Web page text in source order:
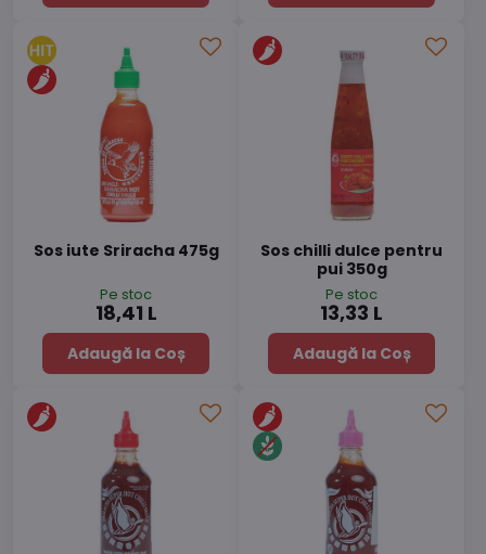
Sos iute Sriracha 475g
Pe stoc
18,41 L
Adaugă la Coș
Sos chilli dulce pentru
pui 350g
Pe stoc
13,33 L
Adaugă la Coș